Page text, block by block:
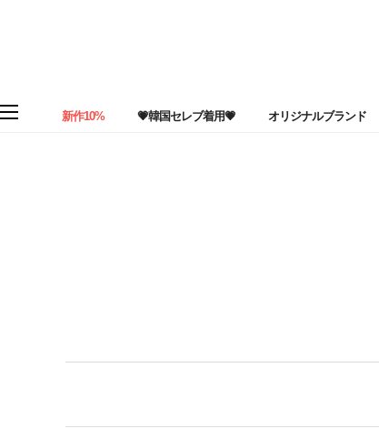
新作10% 💗韓国セレブ着用💗 オリジナルブランド